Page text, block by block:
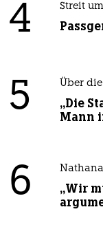
4 Streit
5 Über
„Die
Mann
6
„Wir